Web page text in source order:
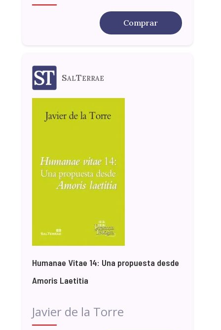
Comprar
SalTerrae
Humanae Vitae 14: Una propuesta desde
Amoris Laetitia
Javier de la Torre